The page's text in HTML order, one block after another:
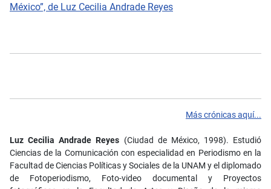
México”, de Luz Cecilia Andrade Reyes
Más crónicas aquí...
Luz Cecilia Andrade Reyes (Ciudad de México, 1998). Estudió
Ciencias de la Comunicación con especialidad en Periodismo en la
Facultad de Ciencias Políticas y Sociales de la UNAM y el diplomado
de Fotoperiodismo, Foto-video documental y Proyectos